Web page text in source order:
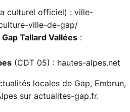
culturel officiel) : ville-
ville-de-gap/
Tallard Vallées :
(CDT 05) : hautes-alpes.net
locales de Gap, Embrun,
sur actualites-gap.fr.